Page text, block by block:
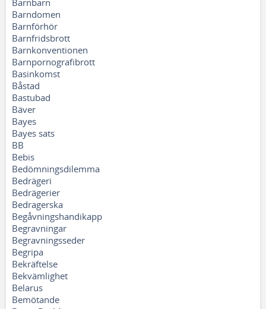
Barnbarn
Barndomen
Barnförhör
Barnfridsbrott
Barnkonventionen
Barnpornografibrott
Basinkomst
Båstad
Bastubad
Bäver
Bayes
Bayes sats
BB
Bebis
Bedömningsdilemma
Bedrägeri
Bedrägerier
Bedragerska
Begåvningshandikapp
Begravningar
Begravningsseder
Begripa
Bekräftelse
Bekvämlighet
Belarus
Bemötande